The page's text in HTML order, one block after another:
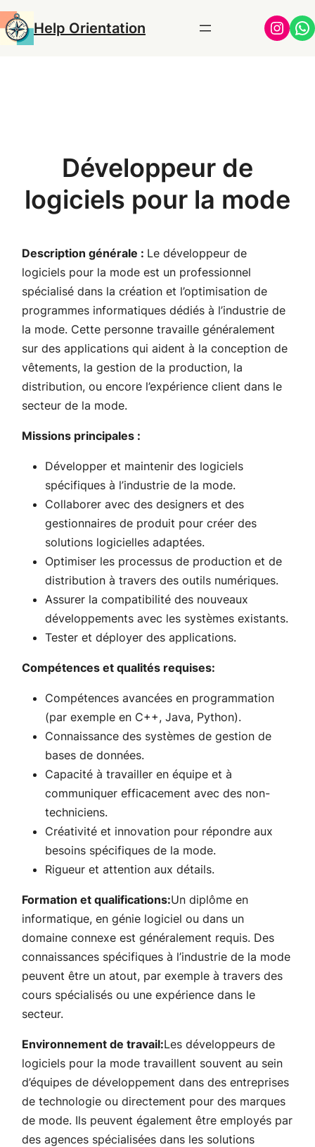
Aller
au
contenu
Help Orientation
Développeur de
logiciels pour la mode
Description générale : Le développeur de
logiciels pour la mode est un professionnel
spécialisé dans la création et l’optimisation de
programmes informatiques dédiés à l’industrie de
la mode. Cette personne travaille généralement
sur des applications qui aident à la conception de
vêtements, la gestion de la production, la
distribution, ou encore l’expérience client dans le
secteur de la mode.
Missions principales :
Développer et maintenir des logiciels
spécifiques à l’industrie de la mode.
Collaborer avec des designers et des
gestionnaires de produit pour créer des
solutions logicielles adaptées.
Optimiser les processus de production et de
distribution à travers des outils numériques.
Assurer la compatibilité des nouveaux
développements avec les systèmes existants.
Tester et déployer des applications.
Compétences et qualités requises:
Compétences avancées en programmation
(par exemple en C++, Java, Python).
Connaissance des systèmes de gestion de
bases de données.
Capacité à travailler en équipe et à
communiquer efficacement avec des non-
techniciens.
Créativité et innovation pour répondre aux
besoins spécifiques de la mode.
Rigueur et attention aux détails.
Formation et qualifications:Un diplôme en
informatique, en génie logiciel ou dans un
domaine connexe est généralement requis. Des
connaissances spécifiques à l’industrie de la mode
peuvent être un atout, par exemple à travers des
cours spécialisés ou une expérience dans le
secteur.
Environnement de travail:Les développeurs de
logiciels pour la mode travaillent souvent au sein
d’équipes de développement dans des entreprises
de technologie ou directement pour des marques
de mode. Ils peuvent également être employés par
des agences spécialisées dans les solutions